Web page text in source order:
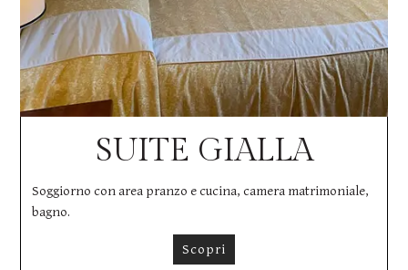
SUITE GIALLA
Soggiorno con area pranzo e cucina, camera matrimoniale,
bagno.
Scopri